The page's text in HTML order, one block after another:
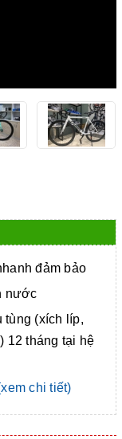
đảm bảo
nước
tùng (xích líp,
12 tháng tại hệ
chi tiết)